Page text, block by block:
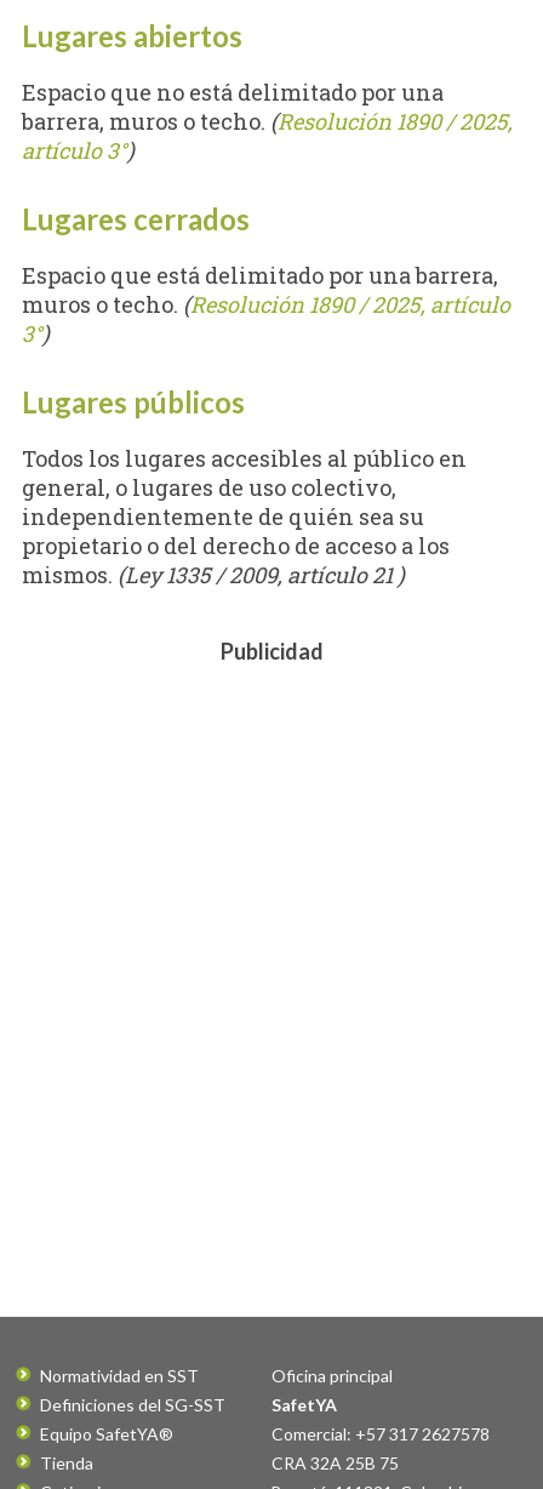
Lugares abiertos
Espacio que no está delimitado por una
barrera, muros o techo. (Resolución 1890 / 2025,
artículo 3°)
Lugares cerrados
Espacio que está delimitado por una barrera,
muros o techo. (Resolución 1890 / 2025, artículo
3°)
Lugares públicos
Todos los lugares accesibles al público en
general, o lugares de uso colectivo,
independientemente de quién sea su
propietario o del derecho de acceso a los
mismos. (Ley 1335 / 2009, artículo 21 )
Publicidad
Normatividad en SST
Definiciones del SG-SST
Equipo SafetYA®
Tienda
Oficina principal
SafetYA
Comercial: +57 317 2627578
CRA 32A 25B 75